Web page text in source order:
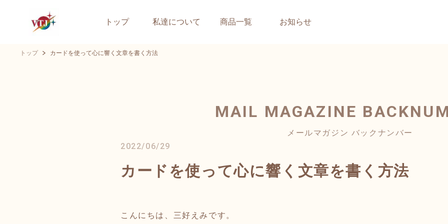
トップ 私達について 商品一覧 お知らせ
トップ カードを使って心に響く文章を書く方法
MAIL MAGAZINE
メールマガジン バックナンバー
2022/06/29
カードを使って心に響く文章を書く方法
こんにちは、三好えみです。